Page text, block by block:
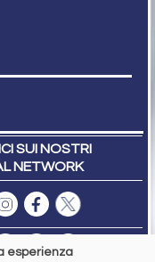
SUI NOSTRI
NETWORK
esperienza